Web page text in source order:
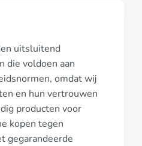
uitsluitend
die voldoen aan
omdat wij
en hun vertrouwen
producten voor
kopen tegen
gegarandeerde